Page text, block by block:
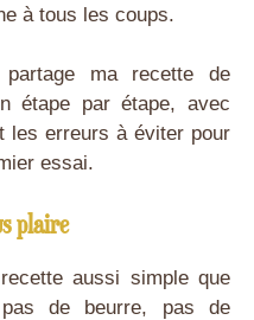
à tous les coups.
ma recette de
étape par étape, avec
les erreurs à éviter pour
essai.
plaire
aussi simple que
de beurre, pas de